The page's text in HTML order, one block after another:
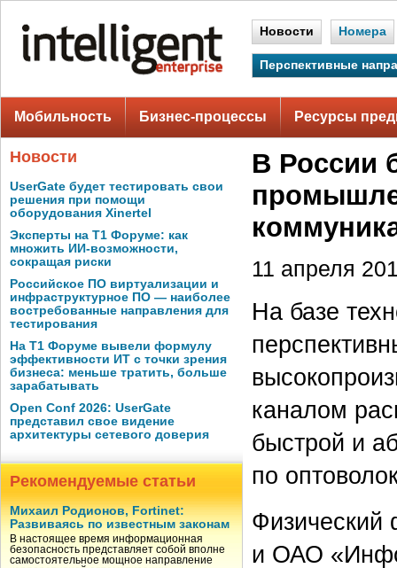
Новости Номера
Перспективные
Мобильность Бизнес-процессы Ресурсы
Новости
UserGate будет тестировать свои
решения при помощи
оборудования Xinertel
Эксперты на Т1 Форуме: как
множить ИИ-возможности,
сокращая риски
Российское ПО виртуализации и
инфраструктурное ПО — наиболее
востребованные направления для
тестирования
На Т1 Форуме вывели формулу
эффективности ИТ с точки зрения
бизнеса: меньше тратить, больше
зарабатывать
Open Conf 2026: UserGate
представил свое видение
архитектуры сетевого доверия
Рекомендуемые статьи
Михаил Родионов, Fortinet:
Развиваясь по известным законам
В настоящее время информационная
безопасность представляет собой вполне
самостоятельное мощное направление
В России
11 апреля
На базе
каналом
быстрой и
по
и ОАО